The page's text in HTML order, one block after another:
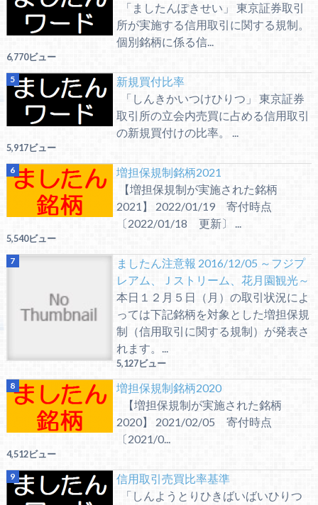
「ましたんぽきせい」 東京証券取引
所が実施する信用取引に関する規制。
個別銘柄に係る信...
6,770ビュー
新規買付比率
「しんきかいつけひりつ」 東京証券
取引所の立会内売買に占める信用取引
の新規買付けの比率。 ...
5,917ビュー
増担保規制銘柄2021
【増担保規制が実施された銘柄
2021】 2022/01/19 寄付時点
〔2022/01/18 更新〕 ...
5,540ビュー
ましたん注意報 2016/12/05 ～フジプ
レアム、Ｊストリーム、花月園観光～
本日１２月５日（月）の取引状況によ
っては下記銘柄を対象とした増担保規
制（信用取引に関する規制）が発表さ
れます。...
5,127ビュー
増担保規制銘柄2020
【増担保規制が実施された銘柄
2020】 2021/02/05 寄付時点
〔2021/0...
4,512ビュー
信用取引売買比率基準
「しんようとりひきばいばいひりつ